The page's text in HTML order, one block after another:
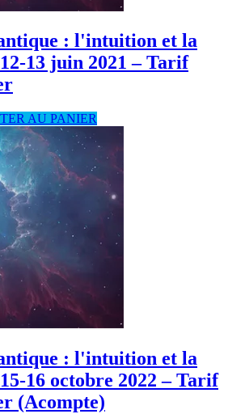
: l'intuition et la
13 juin 2021 – Tarif
AU PANIER
: l'intuition et la
16 octobre 2022 – Tarif
(Acompte)